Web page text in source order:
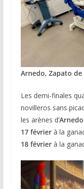
Arnedo, Zapato de
Les demi-finales
novilleros sans
les arènes d’Arnedo
17 févrierà la
18 févrierà la